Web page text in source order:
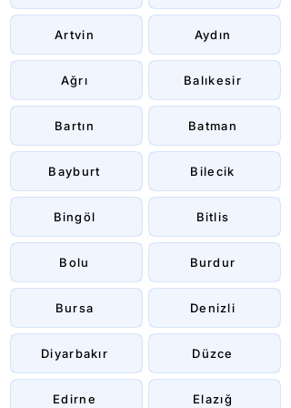
Artvin
Ağrı
Bartın
Bayburt
Bingöl
Bolu
Bursa
Diyarbakır
Edirne
Aydın
Balıkesir
Batman
Bilecik
Bitlis
Burdur
Denizli
Düzce
Elazığ